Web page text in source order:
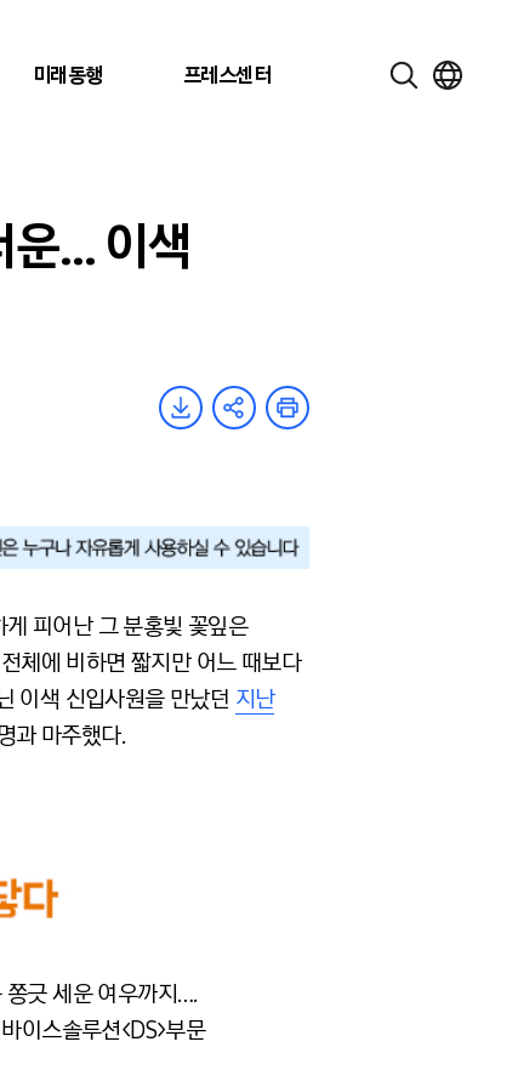
미래동행 프레스센터
운… 이색
피어난 그 분홍빛 꽃잎은
체에 비하면 짧지만 어느 때보다
이색 신입사원을 만났던 지난
과 마주했다.
쫑긋 세운 여우까지….
이스솔루션<DS>부문